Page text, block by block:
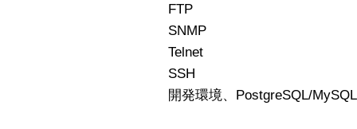
FTP
SNMP
Telnet
SSH
開発環境、PostgreSQL/